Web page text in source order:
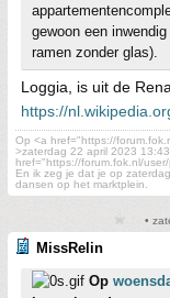
gewoon een
ramen zonder glas).
Loggia, is uit de
https://
Op <a href="https://
>zaterdag 22 april 2023
href="https://forum.fok.nl/
En ik zeg je dat je op
dansen op het marktplein.
•
MissRelin
Op